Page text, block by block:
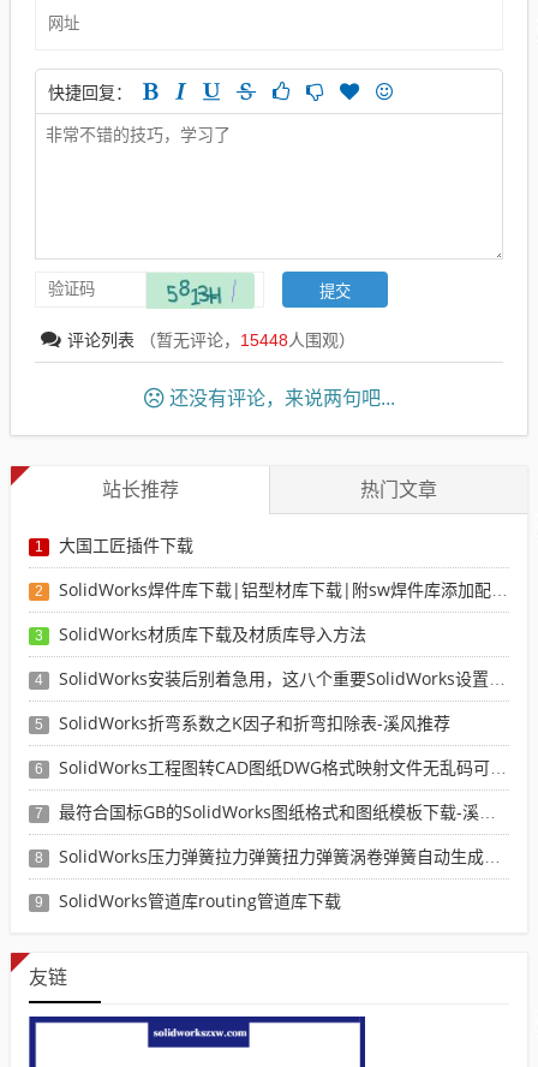
快捷回复：
评论列表 （暂无评论， 15448人围观）
还没有评论，来说两句吧...
站长推荐 热门文章
1 大国工匠插件下载
2 SolidWorks焊件库下载|铝型材库下载|附sw焊件库添加配置使用教程
3 SolidWorks材质库下载及材质库导入方法
4 SolidWorks安装后别着急用，这八个重要SolidWorks设置可以提高你的画图效率
5 SolidWorks折弯系数之K因子和折弯扣除表-溪风推荐
6 SolidWorks工程图转CAD图纸DWG格式映射文件无乱码可分层-溪风亲测推荐
7 最符合国标GB的SolidWorks图纸格式和图纸模板下载-溪风专用版
8 SolidWorks压力弹簧拉力弹簧扭力弹簧涡卷弹簧自动生成宏程序下载
9 SolidWorks管道库routing管道库下载
友链